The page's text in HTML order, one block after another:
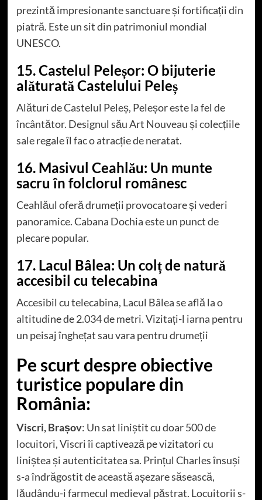
prezintă impresionante sanctuare și fortificații din
piatră. Este un sit din patrimoniul mondial
UNESCO.
15. Castelul Peleșor: O bijuterie
alăturată Castelului Peleș
Alături de Castelul Peleș, Peleșor este la fel de
încântător. Designul său Art Nouveau și colecțiile
sale regale îl fac o atracție de neratat.
16. Masivul Ceahlău: Un munte
sacru în folclorul românesc
Ceahlăul oferă drumeții provocatoare și vederi
panoramice. Cabana Dochia este un punct de
plecare popular.
17. Lacul Bâlea: Un colț de natură
accesibil cu telecabina
Accesibil cu telecabina, Lacul Bâlea se află la o
altitudine de 2.034 de metri. Vizitați-l iarna pentru
un peisaj înghețat sau vara pentru drumeții
Pe scurt despre obiective
turistice populare din
România:
Viscri, Brașov: Un sat liniștit cu doar 500 de
locuitori, Viscri îi captivează pe vizitatori cu
liniștea și autenticitatea sa. Prințul Charles însuși
s-a îndrăgostit de această așezare săsească,
lăudându-i farmecul medieval păstrat. Locuitorii s-